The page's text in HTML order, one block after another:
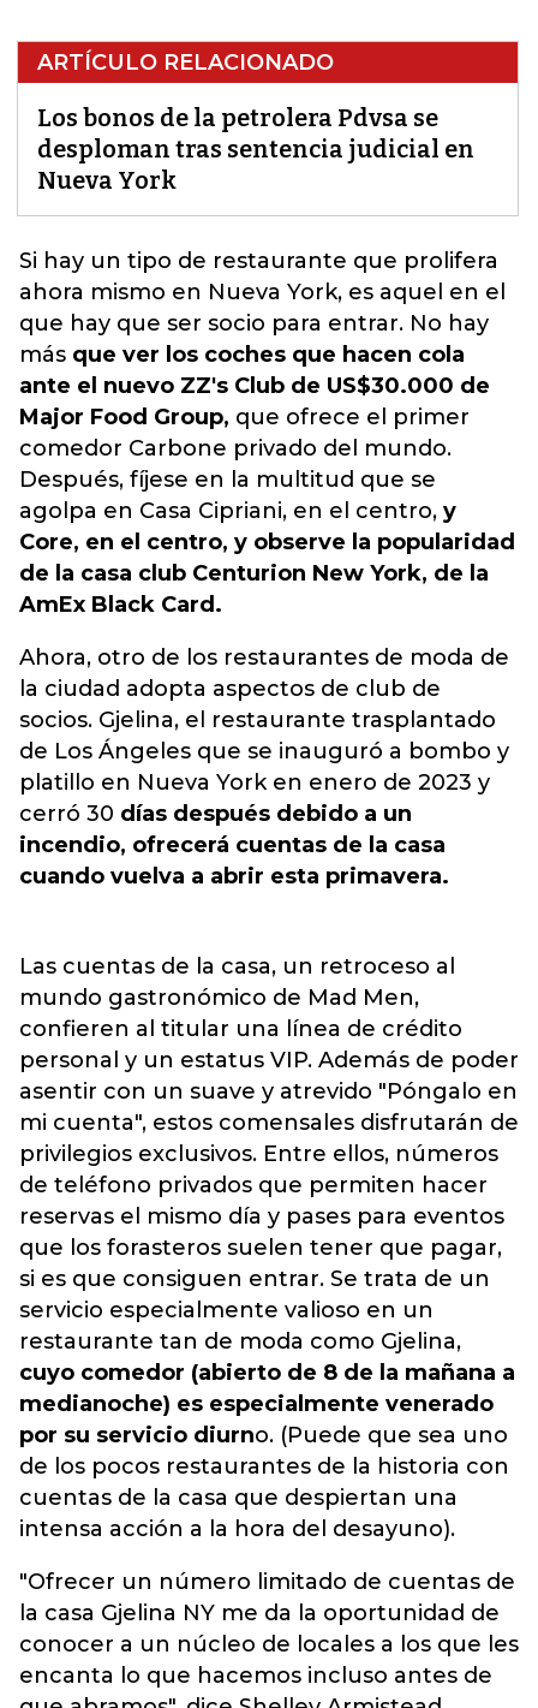
ARTÍCULO RELACIONADO
Los bonos de la petrolera Pdvsa se
desploman tras sentencia judicial en
Nueva York
Si hay un tipo de restaurante que prolifera
ahora mismo en Nueva York, es aquel en el
que hay que ser socio para entrar. No hay
más que ver los coches que hacen cola
ante el nuevo ZZ's Club de US$30.000 de
Major Food Group, que ofrece el primer
comedor Carbone privado del mundo.
Después, fíjese en la multitud que se
agolpa en Casa Cipriani, en el centro, y
Core, en el centro, y observe la popularidad
de la casa club Centurion New York, de la
AmEx Black Card.
Ahora, otro de los restaurantes de moda de
la ciudad adopta aspectos de club de
socios. Gjelina, el restaurante trasplantado
de Los Ángeles que se inauguró a bombo y
platillo en Nueva York en enero de 2023 y
cerró 30 días después debido a un
incendio, ofrecerá cuentas de la casa
cuando vuelva a abrir esta primavera.
Las cuentas de la casa, un retroceso al
mundo gastronómico de Mad Men,
confieren al titular una línea de crédito
personal y un estatus VIP. Además de poder
asentir con un suave y atrevido "Póngalo en
mi cuenta", estos comensales disfrutarán de
privilegios exclusivos. Entre ellos, números
de teléfono privados que permiten hacer
reservas el mismo día y pases para eventos
que los forasteros suelen tener que pagar,
si es que consiguen entrar. Se trata de un
servicio especialmente valioso en un
restaurante tan de moda como Gjelina,
cuyo comedor (abierto de 8 de la mañana a
medianoche) es especialmente venerado
por su servicio diurno. (Puede que sea uno
de los pocos restaurantes de la historia con
cuentas de la casa que despiertan una
intensa acción a la hora del desayuno).
"Ofrecer un número limitado de cuentas de
la casa Gjelina NY me da la oportunidad de
conocer a un núcleo de locales a los que les
encanta lo que hacemos incluso antes de